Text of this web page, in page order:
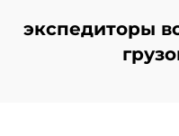
экспедиторы